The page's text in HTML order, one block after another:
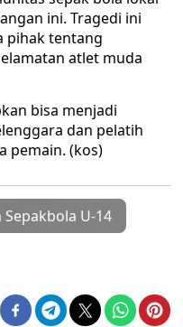
ini. Tragedi ini
pihak tentang
atlet muda
bisa menjadi
dan pelatih
pemain. (kos)
Sepakbola U-14